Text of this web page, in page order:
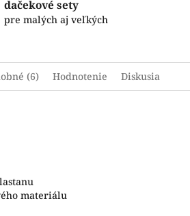
dačekové sety
pre malých aj veľkých
(6) Hodnotenie Diskusia
materiálu